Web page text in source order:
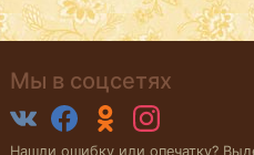
Мы в соцсетях
Нашли ошибку или опечатку?